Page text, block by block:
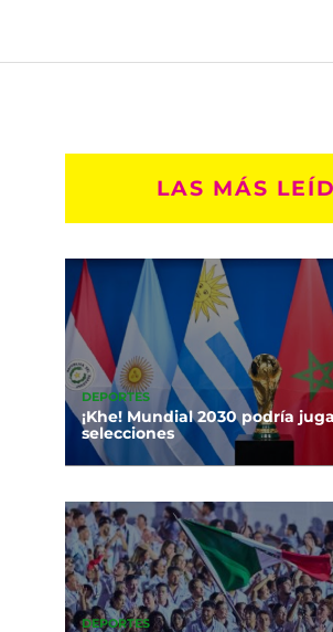
LAS MÁS
DEPORTES
¡Khe! Mundial 2030 podría
selecciones
DEPORTES